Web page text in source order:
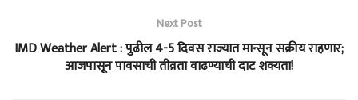
Next Post
IMD Weather Alert : पुढील 4-5 दिवस राज्यात मान्सून सक्रीय राहणार;
आजपासून पावसाची तीव्रता वाढण्याची दाट शक्यता!